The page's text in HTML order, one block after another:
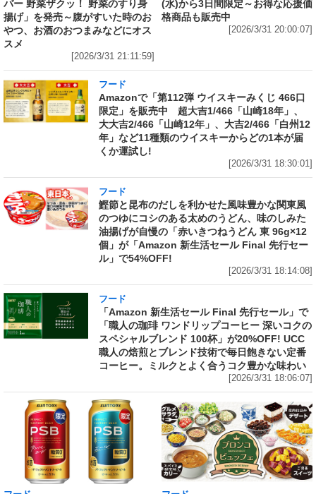
バー 野菜ザクッ！ 野菜のすり身
揚げ」を発売～腹がすいた時のお
やつ、お酒のおつまみなどにオス
スメ
[2026/3/31 21:11:59]
(水)から3日間限定～お得な応援価
格商品も販売中
[2026/3/31 20:00:07]
フード
Amazonで「第112弾 ウイスキーみくじ 466口
限定」を販売中 超大吉1/466「山崎18年」、
大大吉2/466「山崎12年」、大吉2/466「白州12
年」など11種類のウイスキーからどの1本が届
くか運試し!
[2026/3/31 18:30:01]
フード
鰹節と昆布のだしを利かせた風味豊かな関東風
のつゆにコシのある太めのうどん、味のしみた
油揚げが自慢の「赤いきつねうどん 東 96g×12
個」が「Amazon 新生活セール Final 先行セー
ル」で54%OFF!
[2026/3/31 18:14:08]
フード
「Amazon 新生活セール Final 先行セール」で
「職人の珈琲 ワンドリップコーヒー 深いコクの
スペシャルブレンド 100杯」が20%OFF! UCC
職人の焙煎とブレンド技術で毎日飽きない定番
コーヒー。ミルクとよく合うコク豊かな味わい
[2026/3/31 18:06:07]